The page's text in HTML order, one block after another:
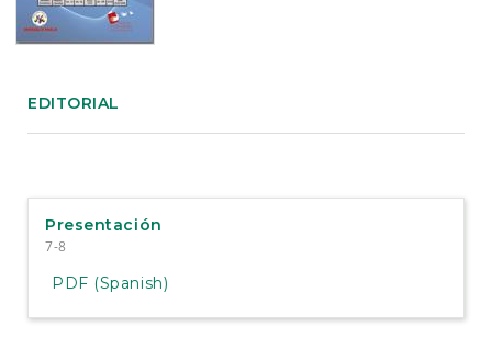
n
t
d
e
r
EDITORIAL
Presentación
7-8
PDF (Spanish)